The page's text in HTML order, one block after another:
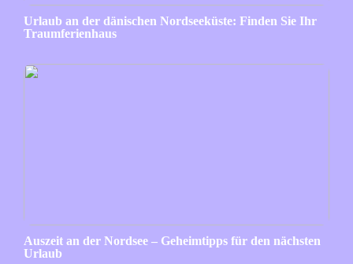
Urlaub an der dänischen Nordseeküste: Finden Sie Ihr
Traumferienhaus
Auszeit an der Nordsee – Geheimtipps für den nächsten
Urlaub